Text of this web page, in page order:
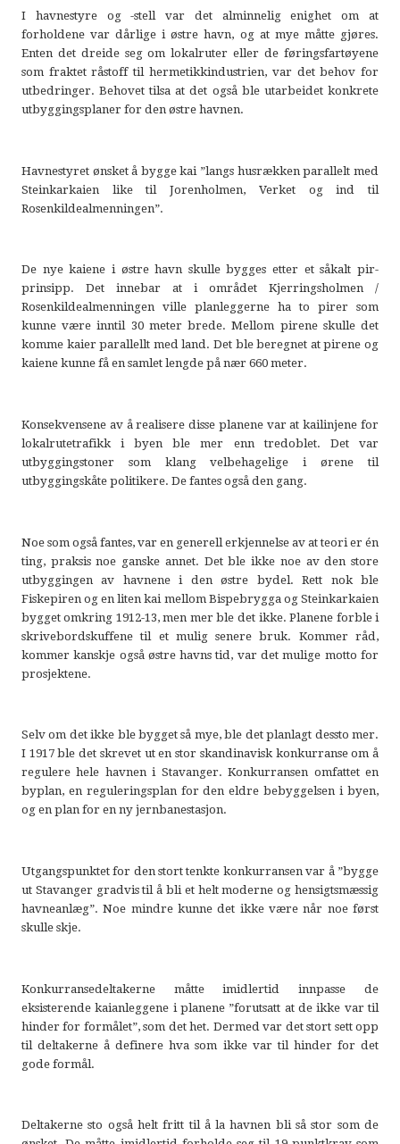
I havnestyre og -stell var det alminnelig enighet om at
forholdene var dårlige i østre havn, og at mye måtte gjøres.
Enten det dreide seg om lokalruter eller de føringsfartøyene
som fraktet råstoff til hermetikkindustrien, var det behov for
utbedringer. Behovet tilsa at det også ble utarbeidet konkrete
utbyggingsplaner for den østre havnen.
Havnestyret ønsket å bygge kai ”langs husrækken parallelt med
Steinkarkaien like til Jorenholmen, Verket og ind til
Rosenkildealmenningen”.
De nye kaiene i østre havn skulle bygges etter et såkalt pir-
prinsipp. Det innebar at i området Kjerringsholmen /
Rosenkildealmenningen ville planleggerne ha to pirer som
kunne være inntil 30 meter brede. Mellom pirene skulle det
komme kaier parallellt med land. Det ble beregnet at pirene og
kaiene kunne få en samlet lengde på nær 660 meter.
Konsekvensene av å realisere disse planene var at kailinjene for
lokalrutetrafikk i byen ble mer enn tredoblet. Det var
utbyggingstoner som klang velbehagelige i ørene til
utbyggingskåte politikere. De fantes også den gang.
Noe som også fantes, var en generell erkjennelse av at teori er én
ting, praksis noe ganske annet. Det ble ikke noe av den store
utbyggingen av havnene i den østre bydel. Rett nok ble
Fiskepiren og en liten kai mellom Bispebrygga og Steinkarkaien
bygget omkring 1912-13, men mer ble det ikke. Planene forble i
skrivebordskuffene til et mulig senere bruk. Kommer råd,
kommer kanskje også østre havns tid, var det mulige motto for
prosjektene.
Selv om det ikke ble bygget så mye, ble det planlagt dessto mer.
I 1917 ble det skrevet ut en stor skandinavisk konkurranse om å
regulere hele havnen i Stavanger. Konkurransen omfattet en
byplan, en reguleringsplan for den eldre bebyggelsen i byen,
og en plan for en ny jernbanestasjon.
Utgangspunktet for den stort tenkte konkurransen var å ”bygge
ut Stavanger gradvis til å bli et helt moderne og hensigtsmæssig
havneanlæg”. Noe mindre kunne det ikke være når noe først
skulle skje.
Konkurransedeltakerne måtte imidlertid innpasse de
eksisterende kaianleggene i planene ”forutsatt at de ikke var til
hinder for formålet”, som det het. Dermed var det stort sett opp
til deltakerne å definere hva som ikke var til hinder for det
gode formål.
Deltakerne sto også helt fritt til å la havnen bli så stor som de